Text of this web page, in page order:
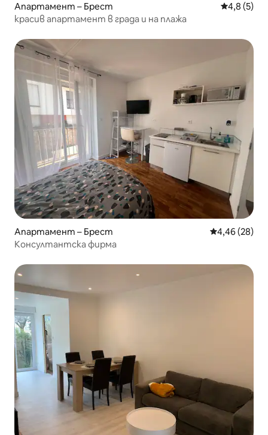
Апартамент – Брест Средна
4,8 (5)
красив апартамент в града и на плажа
Апартамент – Брест Средна
4,46 (28)
Консултантска фирма